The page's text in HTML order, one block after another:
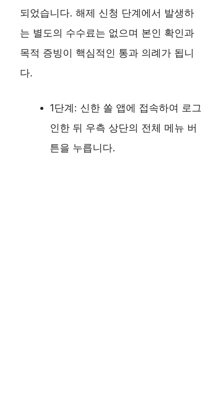
되었습니다. 해제 신청 단계에서 발생하
는 별도의 수수료는 없으며 본인 확인과
목적 증빙이 핵심적인 통과 의례가 됩니
다.
1단계: 신한 쏠 앱에 접속하여 로그
인한 뒤 우측 상단의 전체 메뉴 버
튼을 누릅니다.